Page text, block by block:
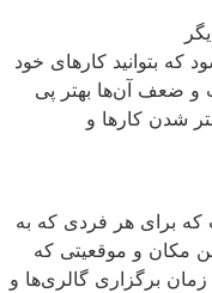
که بتوانید کارهای خود
و ضعف آن‌ها بهتر پی
شدن کارها و
که برای هر فردی که به
مکان و موقعیتی که
برگزاری گالری‌ها و